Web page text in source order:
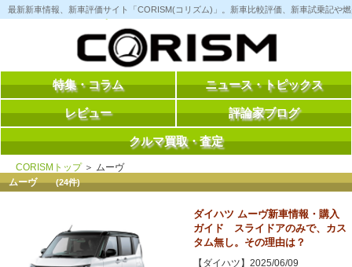
コ
ン
へ
最新新車情報、新車評価サイト「CORISM(コリズム)」。新車比較評価、新車試乗記や
特集・コラム ニュース・トピックス
レビュー 評論家ブログ
クルマ買取・査定
CORISMトップ＞ ムーヴ
ムーヴ(24件)
ダイハツ ムーヴ新車情報・購入
ガイド スライドアのみで、カス
タム無し。その理由は？
【ダイハツ】2025/06/09